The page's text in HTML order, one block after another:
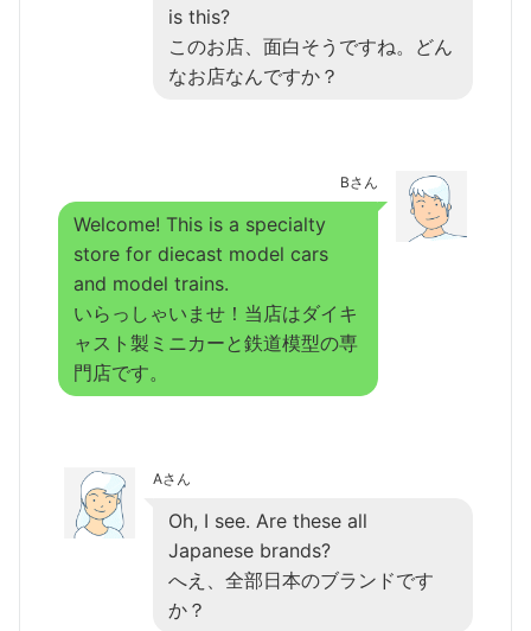
is this?
このお店、面白そうですね。どん
なお店なんですか？
Bさん
Welcome! This is a specialty
store for diecast model cars
and model trains.
いらっしゃいませ！当店はダイキ
ャスト製ミニカーと鉄道模型の専
門店です。
Aさん
Oh, I see. Are these all
Japanese brands?
へえ、全部日本のブランドです
か？